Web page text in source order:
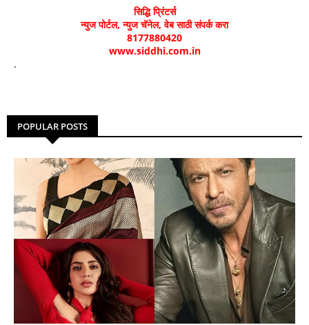
सिद्धि प्रिंटर्स
न्युज पोर्टल, न्युज चॅनेल, वेब साठी संपर्क करा
8177880420
www.siddhi.com.in
.
POPULAR POSTS